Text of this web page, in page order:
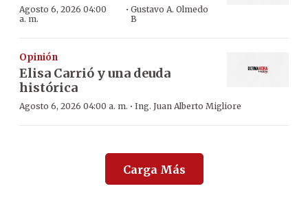
Agosto 6, 2026 04:00
a. m.
· Gustavo A. Olmedo
B
Opinión
Elisa Carrió y una deuda
histórica
Agosto 6, 2026 04:00 a. m. · Ing. Juan Alberto Migliore
Carga Más